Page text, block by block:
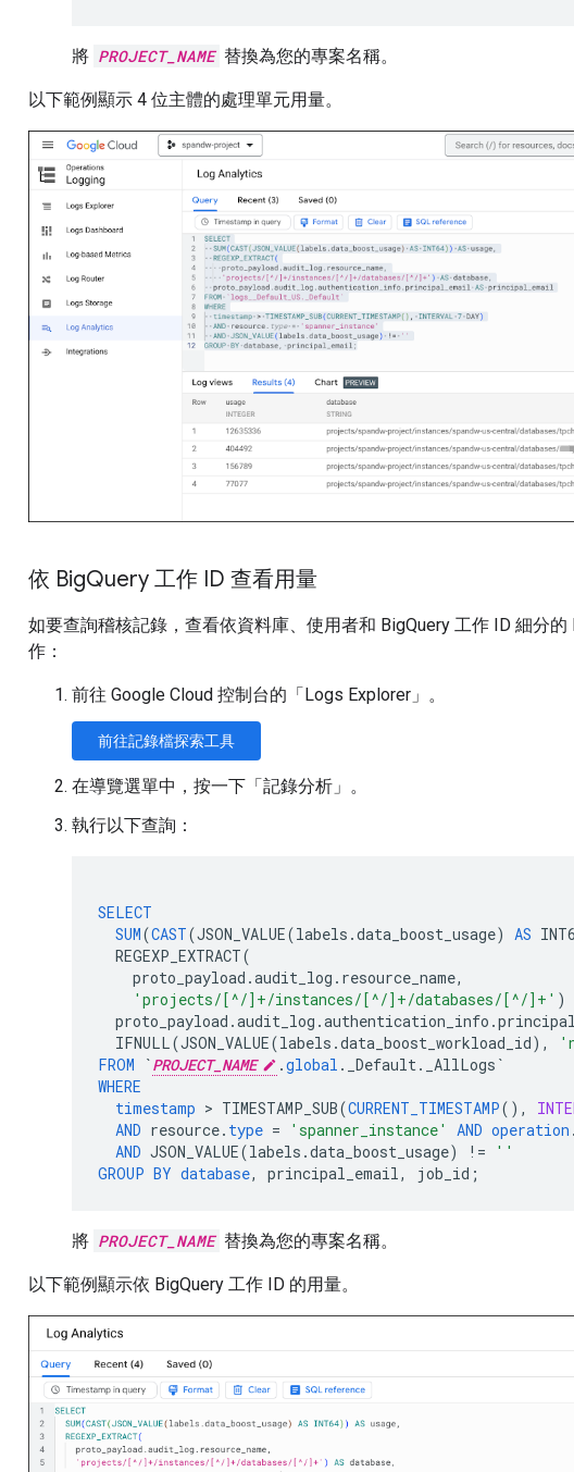
將 PROJECT_NAME 替換為您的專案名稱。
以下範例顯示 4 位主體的處理單元用量。
依 BigQuery 工作 ID 查看用量
如要查詢稽核記錄，查看依資料庫、使用者和 BigQuery 工作 ID 細分
作：
前往 Google Cloud 控制台的「Logs Explorer」。
前往記錄檔探索工具
在導覽選單中，按一下「記錄分析」 。
執行以下查詢：
SELECT
SUM(CAST(JSON_VALUE(labels .data_boost_usage) AS
REGEXP_EXTRACT(
proto_payload .audit_log . resource_name,
'projects/[^/]+/instances/[^/]+/databases/[^/]+' )
proto_payload .audit_log .authentication_info .
IFNULL(JSON_VALUE(labels .data_boost_workload_id),
FROM
`PROJECT_NAME .global . _Default . _AllLogs `
WHERE
timestamp > TIMESTAMP_SUB(CURRENT_TIMESTAMP(),
AND resource. type = 'spanner_instance' AND operation .
AND JSON_VALUE(labels .data_boost_usage) !=
''
GROUP BY database, principal_email , job_id ;
將 PROJECT_NAME 替換為您的專案名稱。
以下範例顯示依 BigQuery 工作 ID 的用量。